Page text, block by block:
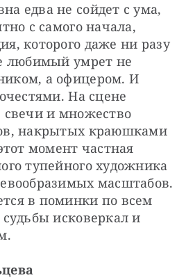
едва не сойдет с ума,
с самого начала,
которого даже ни разу
любимый умрет не
а офицером. И
На сцене
свечи и множество
накрытых краюшками
момент частная
тупейного художника
масштабов.
в поминки по всем
исковеркал и